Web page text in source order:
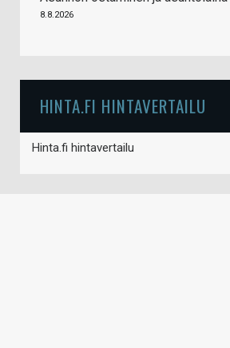
8.8.2026
HINTA.FI HINTAVERTAILU
Hinta.fi hintavertailu